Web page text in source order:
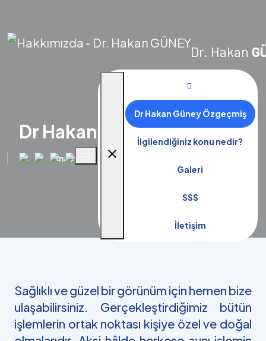
Dr. Hakan
close
Dr Hakan Güney Özgeçmiş
İlgilendiğiniz konu nedir?
Galeri
SSS
İletişim
Dr Hakan Güney Özgeçmiş
Anasayfa Dr Hakan Güney Özgeçmiş
Sağlıklı ve güzel bir görünüm için hemen bize
ulaşabilirsiniz. Gerçekleştirdiğimiz bütün
işlemlerin ortak noktası kişiye özel ve doğal